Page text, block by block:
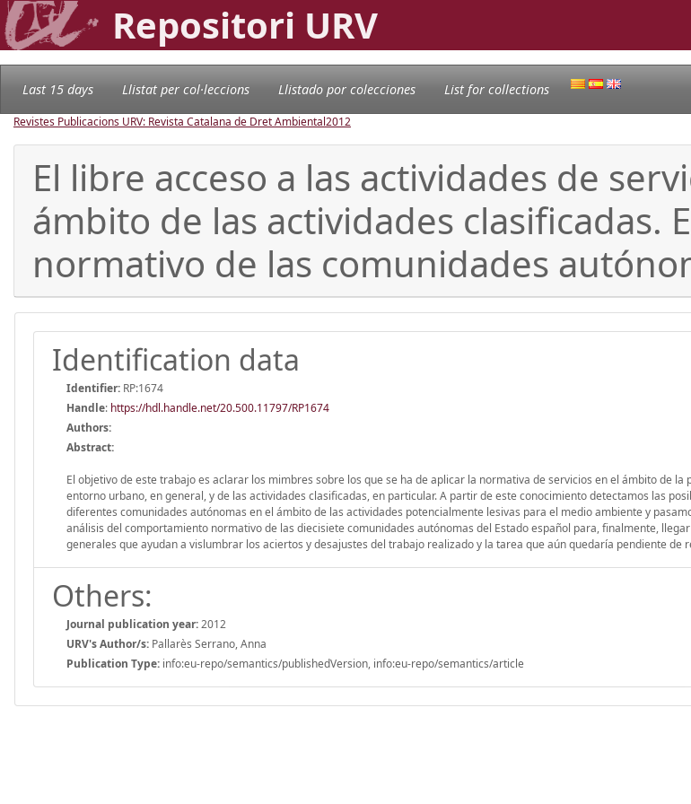
Repositori URV
Last 15 days Llistat per col·leccions Llistado por colecciones List for collections
Revistes Publicacions URV: Revista Catalana de Dret Ambiental2012
El libre acceso a las actividades de
ámbito de las actividades
normativo de las comunidades
Identification data
Identifier: RP:1674
Handle: https://hdl.handle.net/20.500.11797/RP1674
Authors:
Abstract:
El objetivo de este trabajo es aclarar los mimbres sobre los que se ha de aplicar la normativa de servicios en el ámbito de la
entorno urbano, en general, y de las actividades clasificadas, en particular. A partir de este conocimiento detectamos las
diferentes comunidades autónomas en el ámbito de las actividades potencialmente lesivas para el medio ambiente y
análisis del comportamiento normativo de las diecisiete comunidades autónomas del Estado español para, finalmente,
generales que ayudan a vislumbrar los aciertos y desajustes del trabajo realizado y la tarea que aún quedaría pendiente de
Others:
Journal publication year:2012
URV's Author/s: Pallarès Serrano, Anna
Publication Type: info:eu-repo/semantics/publishedVersion, info:eu-repo/semantics/article